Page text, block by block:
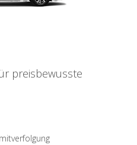
preisbewusste